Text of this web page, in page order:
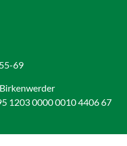
69
1203 0000 0010 4406 67